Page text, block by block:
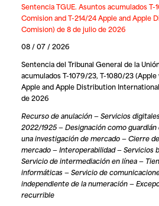
Sentencia TGUE. Asuntos acumulados
Comision and T-214/24 Apple and Apple
Comision) de 8 de julio de 2026
08 / 07 / 2026
Sentencia del Tribunal General de la
acumulados T-1079/23, T-1080/23
Apple and Apple Distribution
de 2026
Recurso de anulación — Servicios
2022/1925 — Designación como
una investigación de mercado — Cierre
mercado — Interoperabilidad — Servicios
Servicio de intermediación en línea —
informáticas — Servicio de
independiente de la numeración —
recurrible